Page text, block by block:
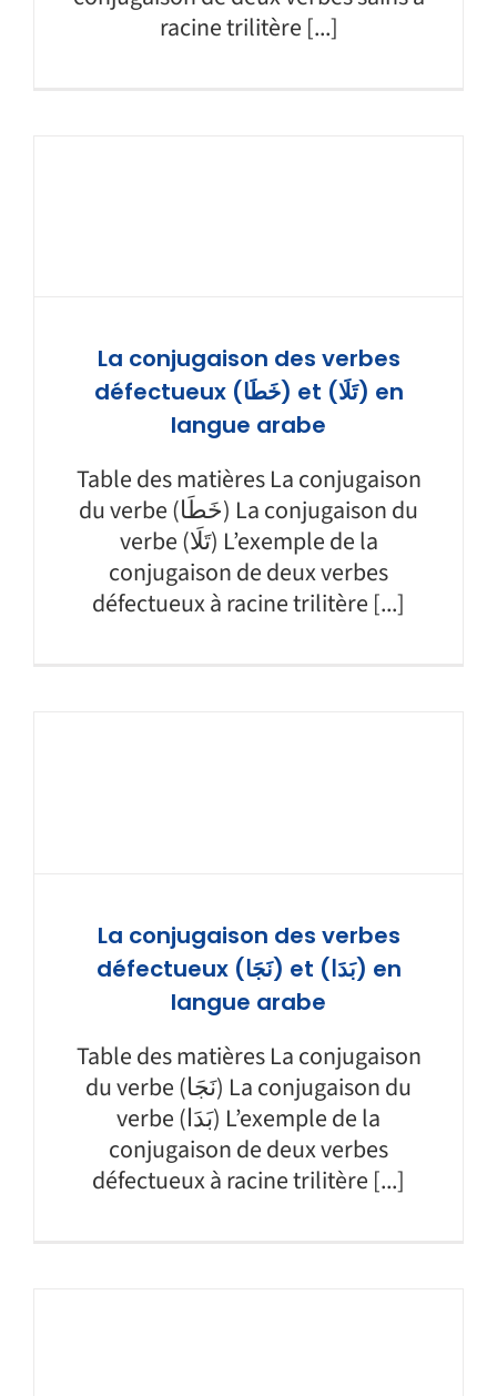
racine trilitère [...]
La conjugaison des verbes
défectueux (خَطَا) et (تَلَا) en
langue arabe
Table des matières La conjugaison
du verbe (خَطَا) La conjugaison du
verbe (تَلَا) L’exemple de la
conjugaison de deux verbes
défectueux à racine trilitère [...]
La conjugaison des verbes
défectueux (نَجَا) et (بَدَا) en
langue arabe
Table des matières La conjugaison
du verbe (نَجَا) La conjugaison du
verbe (بَدَا) L’exemple de la
conjugaison de deux verbes
défectueux à racine trilitère [...]